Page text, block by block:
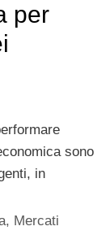
per
sono
in
, Mercati